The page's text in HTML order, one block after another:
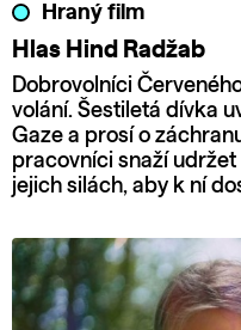
Hraný film
Hlas Hind Radžab
Dobrovolníci
volání. Šestiletá dívka
Gaze a prosí o
pracovníci snaží udržet
jejich silách, aby k ní